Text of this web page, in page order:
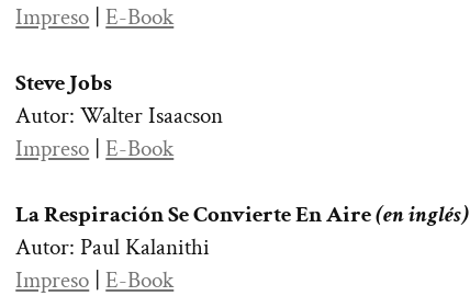
Impreso |E-Book
Steve Jobs
Autor: Walter Isaacson
Impreso |E-Book
La Respiración Se Convierte En Aire(en inglés)
Autor: Paul Kalanithi
Impreso |E-Book